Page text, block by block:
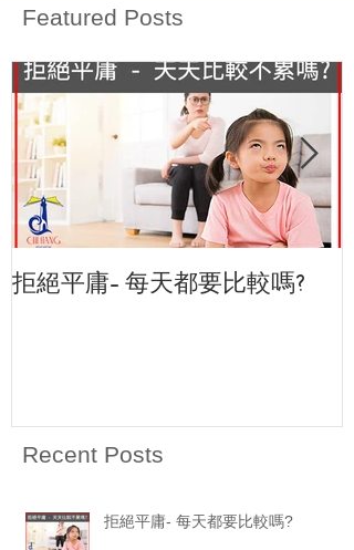
Featured Posts
拒絕平庸- 每天都要比較嗎?
Recent Posts
拒絕平庸- 每天都要比較嗎?